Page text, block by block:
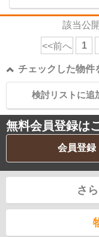
該当公
<<前へ 1
チェックした物件
検討リストに追
無料会員登録は
会員登録
さ